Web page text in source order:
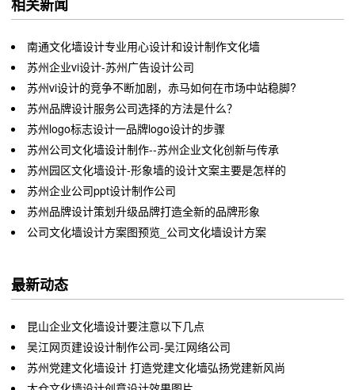
相关新闻
南通文化墙设计专业用心设计和设计制作文化墙
苏州企业vi设计-苏州广告设计公司
苏州vi设计的竞争不断加剧，赤马如何在市场中站稳脚?
苏州品牌设计服务公司选择的方法是什么？
苏州logo标志设计一品牌logo设计的步骤
苏州公司文化墙设计制作--苏州企业文化创新与传承
苏州园区文化墙设计-形象墙的设计文案主要是怎样的
苏州企业公司ppt设计制作公司
苏州品牌设计策划升级品牌打造全新的品牌形象
公司文化墙设计方案图预览_公司文化墙设计方案
最新动态
昆山企业文化墙设计要注意以下几点
吴江网页建设设计制作公司-吴江网络公司
苏州党建文化墙设计 打造党建文化墙弘扬党建新风尚